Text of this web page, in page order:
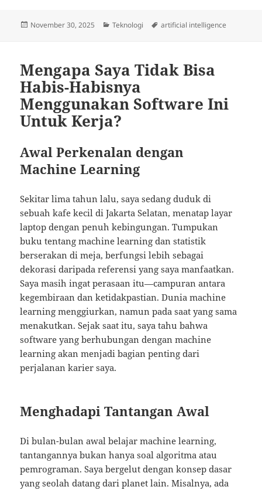
Posted
November 30, 2025 Categories
Teknologi Tags
artificial intelligence
Mengapa Saya Tidak Bisa
Habis-Habisnya
Menggunakan Software Ini
Untuk Kerja?
Awal Perkenalan dengan
Machine Learning
Sekitar lima tahun lalu, saya sedang duduk di
sebuah kafe kecil di Jakarta Selatan, menatap layar
laptop dengan penuh kebingungan. Tumpukan
buku tentang machine learning dan statistik
berserakan di meja, berfungsi lebih sebagai
dekorasi daripada referensi yang saya manfaatkan.
Saya masih ingat perasaan itu—campuran antara
kegembiraan dan ketidakpastian. Dunia machine
learning menggiurkan, namun pada saat yang sama
menakutkan. Sejak saat itu, saya tahu bahwa
software yang berhubungan dengan machine
learning akan menjadi bagian penting dari
perjalanan karier saya.
Menghadapi Tantangan Awal
Di bulan-bulan awal belajar machine learning,
tantangannya bukan hanya soal algoritma atau
pemrograman. Saya bergelut dengan konsep dasar
yang seolah datang dari planet lain. Misalnya, ada